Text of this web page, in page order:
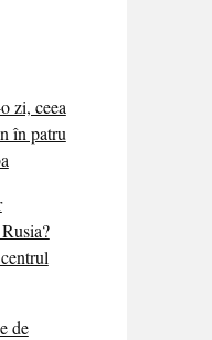
zi, ceea
în patru
de